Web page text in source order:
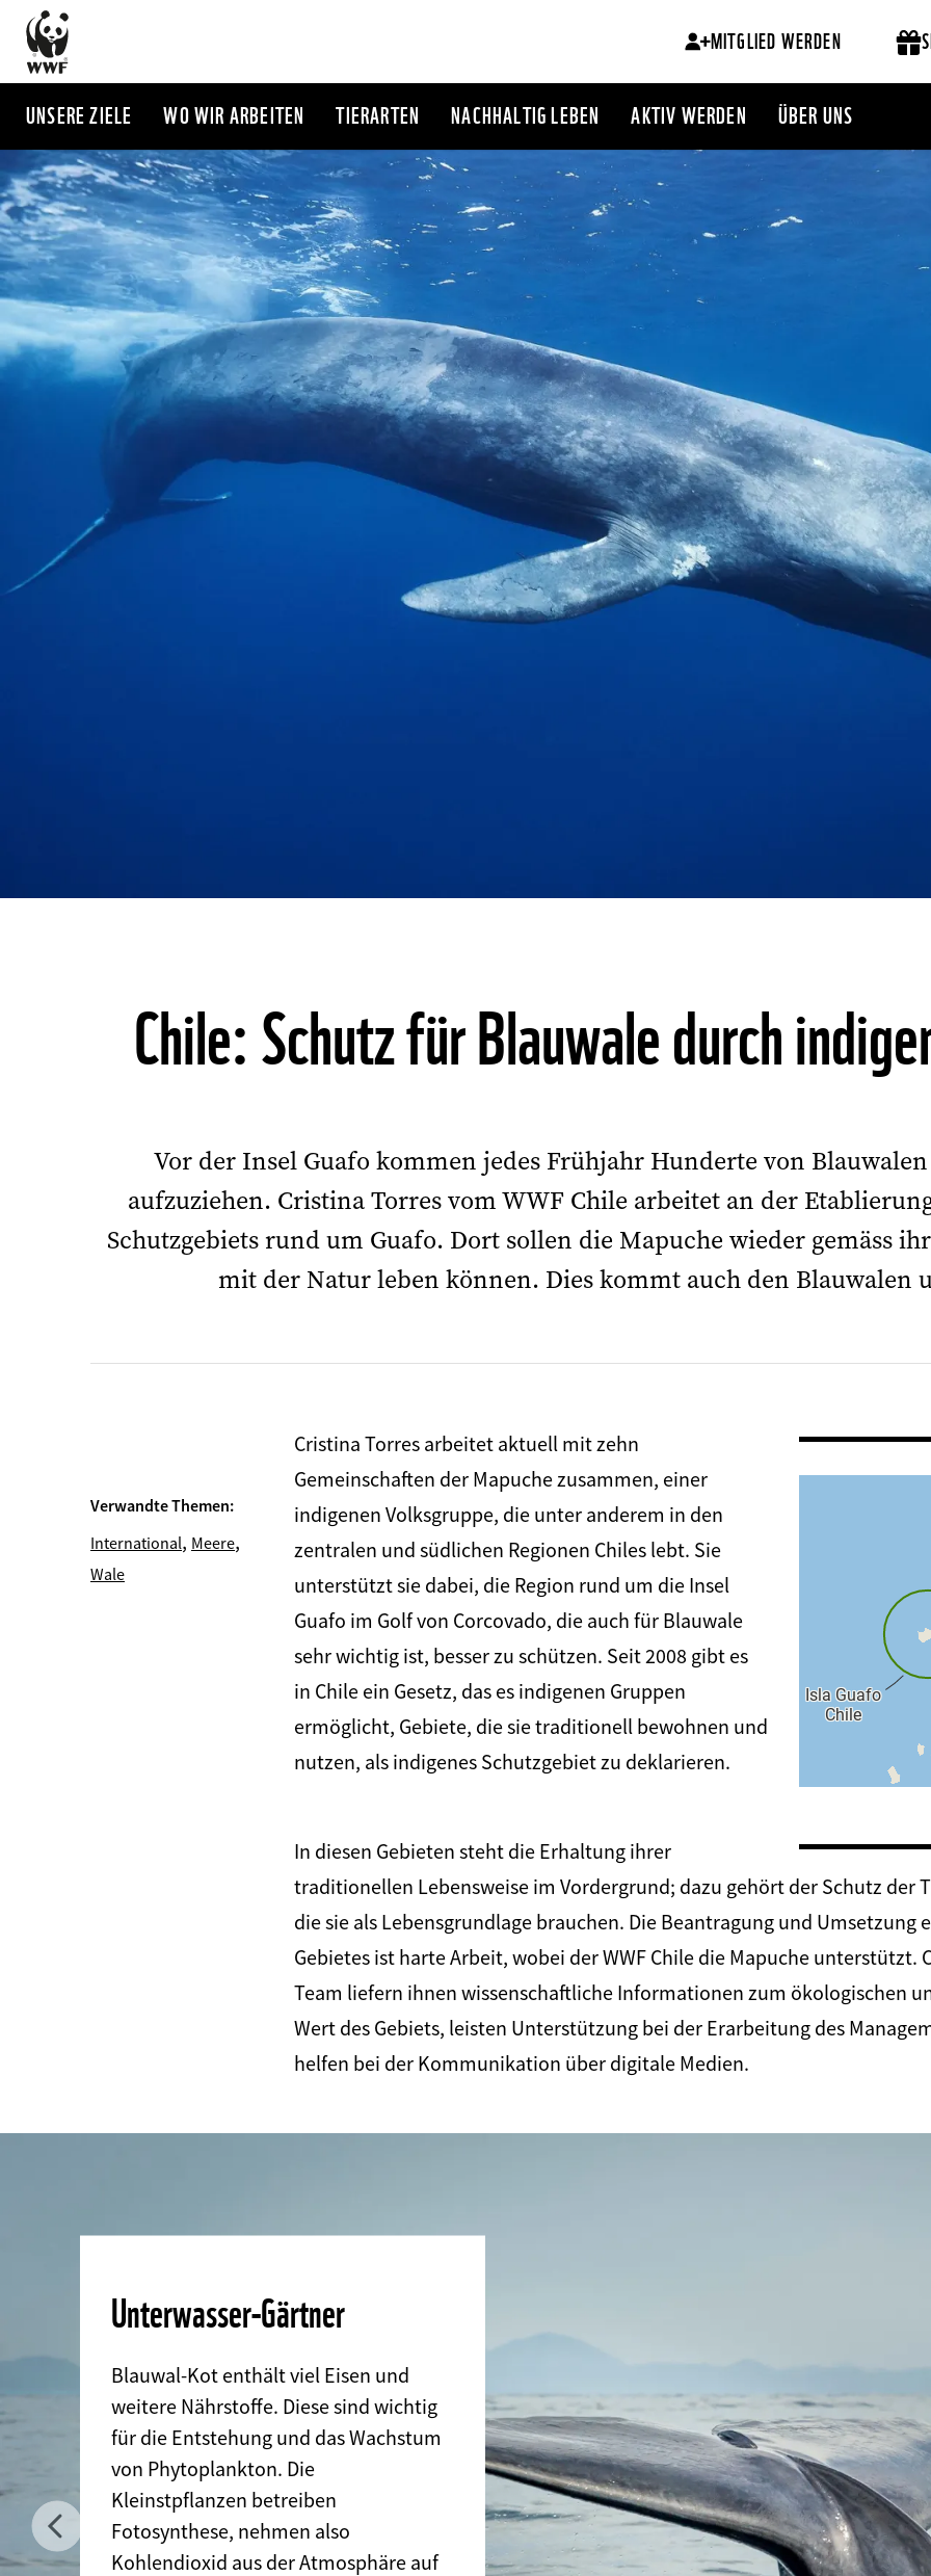
Direkt
zum
Inhalt
MITGLIED WERDEN
UNSERE ZIELE WO WIR ARBEITEN TIERARTEN NACHHALTIG LEBEN AKTIV WERDEN ÜBER UNS
Chile: Schutz für Blauwale durch
Vor der InselGuafo kommen jedes Frühjahr Hunderte von
aufzuziehen. Cristina Torres vom WWF Chile arbeitet an der
Schutzgebiets rund um Guafo. Dort sollen die Mapuche wieder gemäss
mit der Natur leben können. Dies kommt auch den Blauwalen
Verwandte Themen:
International, Meere,
Wale
Cristina Torres arbeitet aktuell mit zehn
Gemeinschaften der Mapuche zusammen, einer
indigenen Volksgruppe, die unter anderem in den
zentralen und südlichen Regionen Chiles lebt. Sie
unterstützt sie dabei, die Region rund um die Insel
Guafo im Golf von Corcovado, die auch für Blauwale
sehr wichtig ist, besser zu schützen. Seit 2008 gibt es
in Chile ein Gesetz, das es indigenen Gruppen
ermöglicht, Gebiete, die sie traditionell bewohnen und
nutzen, als indigenes Schutzgebiet zu deklarieren.
In diesen Gebieten steht die Erhaltung ihrer
traditionellen Lebensweise im Vordergrund; dazu gehört der Schutz der
die sie als Lebensgrundlage brauchen. Die Beantragung und Umsetzung
Gebietes ist harte Arbeit, wobei der WWF Chile die Mapuche unterstützt.
Team liefern ihnen wissenschaftliche Informationen zum ökologischen
Wert des Gebiets, leisten Unterstützung bei der Erarbeitung des
helfen bei der Kommunikation über digitale Medien.
Unterwasser-Gärtner
Blauwal-Kot enthält viel Eisen und
weitere Nährstoffe. Diese sind wichtig
für die Entstehung und das Wachstum
von Phytoplankton. Die
Kleinstpflanzen betreiben
Fotosynthese, nehmen also
Kohlendioxid aus der Atmosphäre auf
Previous